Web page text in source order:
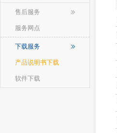
售后服务
服务网点
下载服务
产品说明书下载
软件下载